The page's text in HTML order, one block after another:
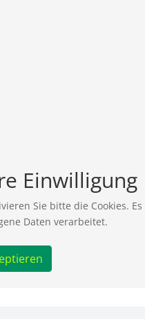
Einwilligung
Sie bitte die Cookies. Es
Daten verarbeitet.